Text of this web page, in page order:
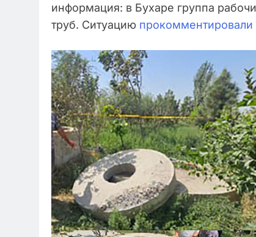
информация: в Бухаре группа
труб. Ситуацию прокомментировали